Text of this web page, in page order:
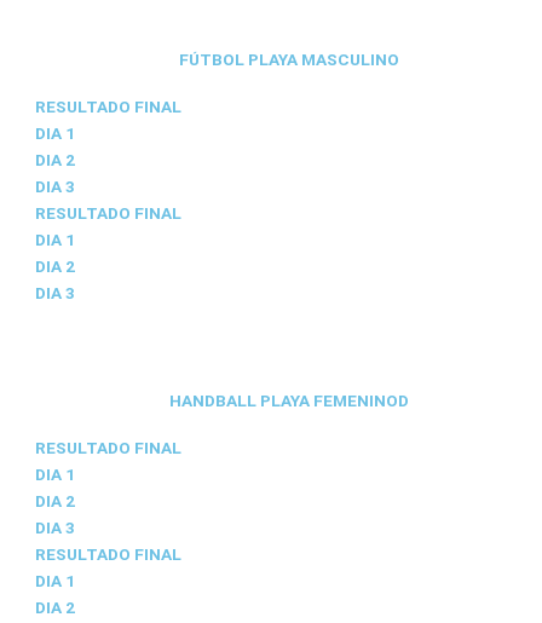
FÚTBOL PLAYA MASCULINO
RESULTADO FINAL
DIA 1
DIA 2
DIA 3
RESULTADO FINAL
DIA 1
DIA 2
DIA 3
HANDBALL PLAYA FEMENINOD
RESULTADO FINAL
DIA 1
DIA 2
DIA 3
RESULTADO FINAL
DIA 1
DIA 2